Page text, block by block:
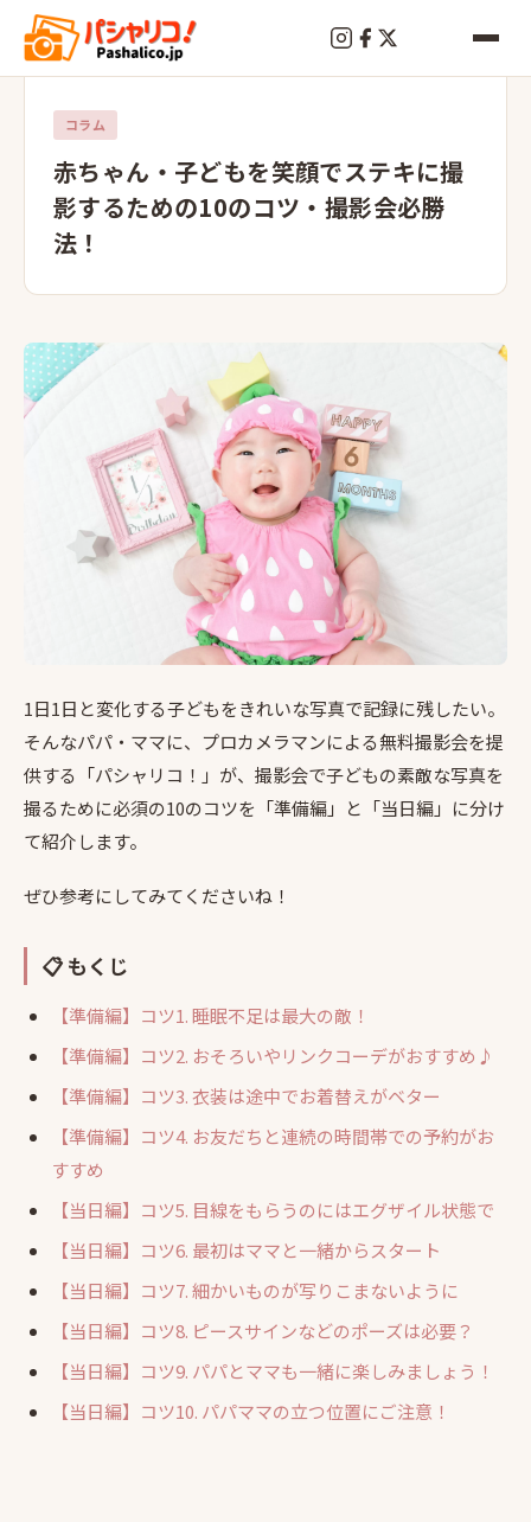
コラム
赤ちゃん・子どもを笑顔でステキに撮
影するための10のコツ・撮影会必勝
法！
1日1日と変化する子どもをきれいな写真で記録に残したい。
そんなパパ・ママに、プロカメラマンによる無料撮影会を提
供する「パシャリコ！」が、撮影会で子どもの素敵な写真を
撮るために必須の10のコツを「準備編」と「当日編」に分け
て紹介します。
ぜひ参考にしてみてくださいね！
📋 もくじ
【準備編】コツ1. 睡眠不足は最大の敵！
【準備編】コツ2. おそろいやリンクコーデがおすすめ♪
【準備編】コツ3. 衣装は途中でお着替えがベター
【準備編】コツ4. お友だちと連続の時間帯での予約がお
すすめ
【当日編】コツ5. 目線をもらうのにはエグザイル状態で
【当日編】コツ6. 最初はママと一緒からスタート
【当日編】コツ7. 細かいものが写りこまないように
【当日編】コツ8. ピースサインなどのポーズは必要？
【当日編】コツ9. パパとママも一緒に楽しみましょう！
【当日編】コツ10. パパママの立つ位置にご注意！